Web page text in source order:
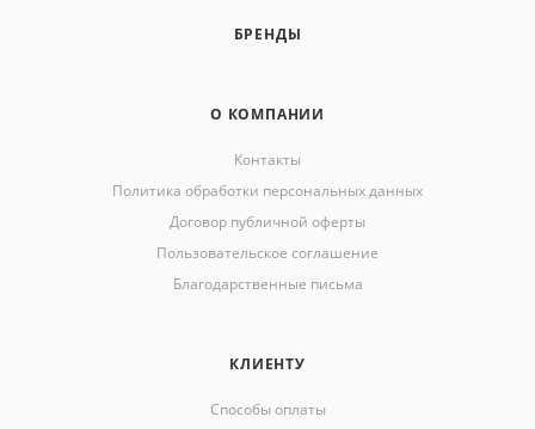
БРЕНДЫ
О КОМПАНИИ
Контакты
Политика обработки персональных данных
Договор публичной оферты
Пользовательское соглашение
Благодарственные письма
КЛИЕНТУ
Способы оплаты